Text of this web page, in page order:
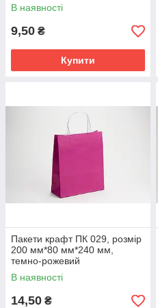
В наявності
9,50 ₴
Купити
Пакети крафт ПК 029, розмір
200 мм*80 мм*240 мм,
темно-рожевий
В наявності
14,50 ₴